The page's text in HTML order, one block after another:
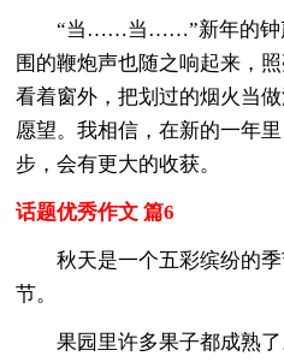
“当……当……”新年的钟
围的鞭炮声也随之响起来，
看着窗外，把划过的烟火当
愿望。我相信，在新的一年
步，会有更大的收获。
话题优秀作文 篇6
秋天是一个五彩缤纷的
节。
果园里许多果子都成熟